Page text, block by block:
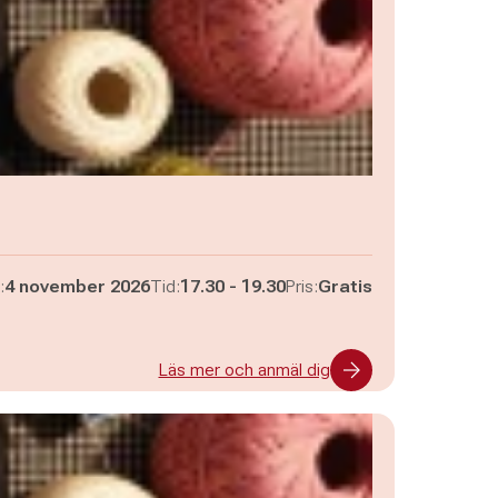
4 november 2026Tid:Pågår mellan
17.30 - och
19.30Pris:Gratis
Läs mer och anmäl dig